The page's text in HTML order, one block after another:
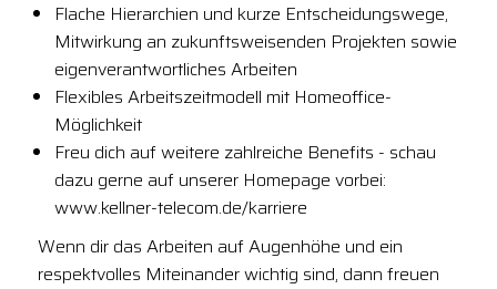
Flache Hierarchien und kurze Entscheidungswege,
Mitwirkung an zukunftsweisenden Projekten sowie
eigenverantwortliches Arbeiten
Flexibles Arbeitszeitmodell mit Homeoffice-
Möglichkeit
Freu dich auf weitere zahlreiche Benefits - schau
dazu gerne auf unserer Homepage vorbei:
www.kellner-telecom.de/karriere
Wenn dir das Arbeiten auf Augenhöhe und ein
respektvolles Miteinander wichtig sind, dann freuen